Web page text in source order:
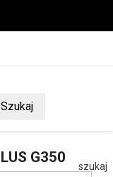
Szukaj
G350
szukaj